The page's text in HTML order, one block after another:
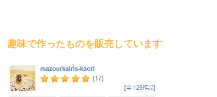
趣味で作ったものを販売しています